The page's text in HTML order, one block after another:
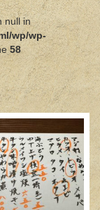
null in
wp/wp-
58